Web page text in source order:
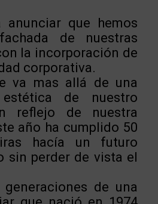
anunciar que hemos
de nuestras
la incorporación de
corporativa.
va mas allá de una
estética de nuestro
reflejo de nuestra
año ha cumplido 50
hacía un futuro
sin perder de vista el
de una